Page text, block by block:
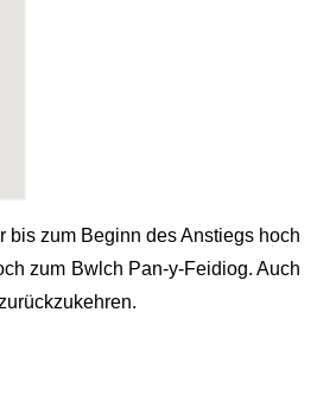
zum Beginn des Anstiegs hoch
zum Bwlch Pan-y-Feidiog. Auch